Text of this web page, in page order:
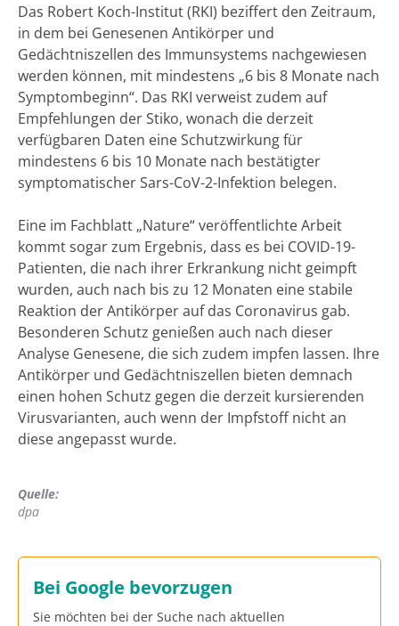
Das Robert Koch-Institut (RKI) beziffert den Zeitraum,
in dem bei Genesenen Antikörper und
Gedächtniszellen des Immunsystems nachgewiesen
werden können, mit mindestens „6 bis 8 Monate nach
Symptombeginn“. Das RKI verweist zudem auf
Empfehlungen der Stiko, wonach die derzeit
verfügbaren Daten eine Schutzwirkung für
mindestens 6 bis 10 Monate nach bestätigter
symptomatischer Sars-CoV-2-Infektion belegen.
Eine im Fachblatt „Nature“ veröffentlichte Arbeit
kommt sogar zum Ergebnis, dass es bei COVID-19-
Patienten, die nach ihrer Erkrankung nicht geimpft
wurden, auch nach bis zu 12 Monaten eine stabile
Reaktion der Antikörper auf das Coronavirus gab.
Besonderen Schutz genießen auch nach dieser
Analyse Genesene, die sich zudem impfen lassen. Ihre
Antikörper und Gedächtniszellen bieten demnach
einen hohen Schutz gegen die derzeit kursierenden
Virusvarianten, auch wenn der Impfstoff nicht an
diese angepasst wurde.
Quelle:
dpa
Bei Google bevorzugen
Sie möchten bei der Suche nach aktuellen